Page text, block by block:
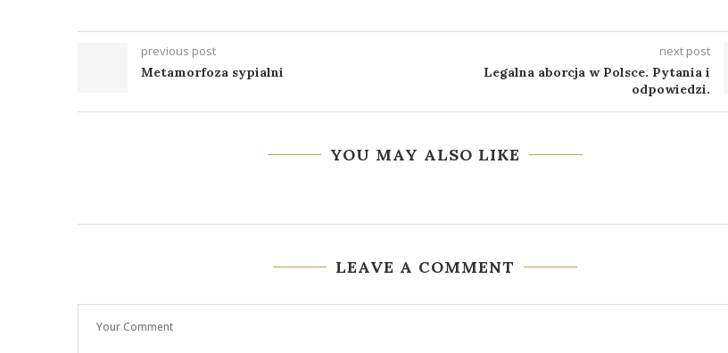
previous post
Metamorfoza sypialni
next post
Legalna aborcja w Polsce. Pytania i
odpowiedzi.
YOU MAY ALSO LIKE
LEAVE A COMMENT